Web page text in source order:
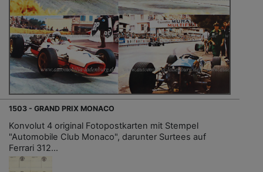
1503 - GRAND PRIX MONACO
Konvolut 4 original Fotopostkarten mit Stempel
"Automobile Club Monaco", darunter Surtees auf
Ferrari 312...